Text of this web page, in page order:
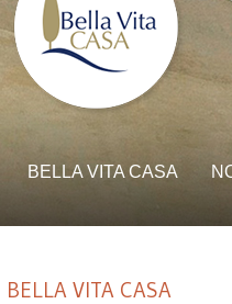
BELLA VITA CASA
BELLA VITA CASA